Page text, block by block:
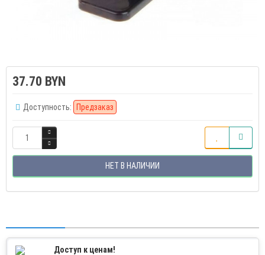
37.70 BYN
Доступность: Предзаказ
НЕТ В НАЛИЧИИ
Доступ к ценам!